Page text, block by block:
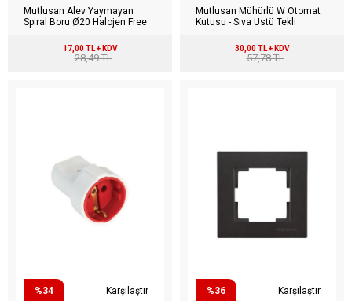
Mutlusan Alev Yaymayan
Spiral Boru Ø20 Halojen Free
17,00 TL + KDV
28,49 TL
Mutlusan Mühürlü W Otomat
Kutusu - Sıva Üstü Tekli
30,00 TL + KDV
57,78 TL
%34 Karşılaştır %36 Karşılaştır